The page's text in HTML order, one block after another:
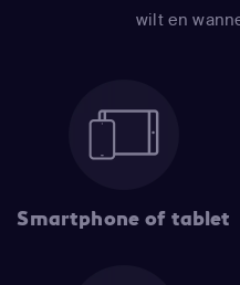
wilt en
Smartphone of tablet